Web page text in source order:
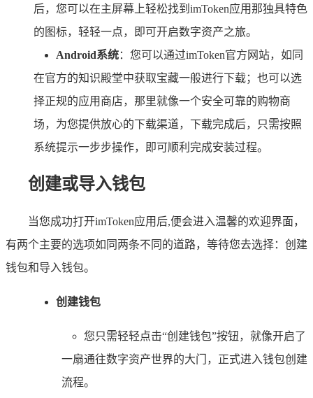
后，您可以在主屏幕上轻松找到imToken应用那独具特色
的图标，轻轻一点，即可开启数字资产之旅。
Android系统：您可以通过imToken官方网站，如同
在官方的知识殿堂中获取宝藏一般进行下载；也可以选
择正规的应用商店，那里就像一个安全可靠的购物商
场，为您提供放心的下载渠道，下载完成后，只需按照
系统提示一步步操作，即可顺利完成安装过程。
创建或导入钱包
当您成功打开imToken应用后,便会进入温馨的欢迎界面，
有两个主要的选项如同两条不同的道路，等待您去选择：创建
钱包和导入钱包。
创建钱包
您只需轻轻点击“创建钱包”按钮，就像开启了
一扇通往数字资产世界的大门，正式进入钱包创建
流程。